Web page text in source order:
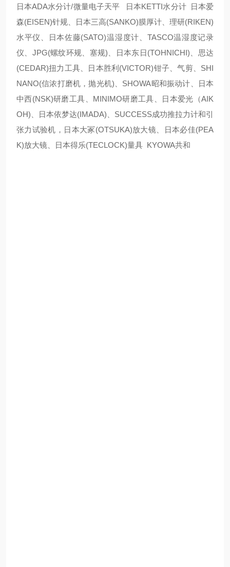
日本ADA水分计/微量电子天平 日本KETTI水分计 日本爱
森(EISEN)针规、日本三高(SANKO)膜厚计、理研(RIKEN)
水平仪、日本佐藤(SATO)温湿度计、TASCO温湿度记录
仪、JPG(螺纹环规、塞规)、日本东日(TOHNICHI)、思达
(CEDAR)扭力工具、日本胜利(VICTOR)钳子、气剪、SHI
NANO(信浓打磨机，抛光机)、SHOWA昭和振动计、日本
中西(NSK)研磨工具、MINIMO研磨工具、日本爱光（AIK
OH)、日本依梦达(IMADA)、SUCCESS成功推拉力计和引
张力试验机，日本大冢(OTSUKA)放大镜、日本必佳(PEA
K)放大镜、日本得乐(TECLOCK)量具 KYOWA共和